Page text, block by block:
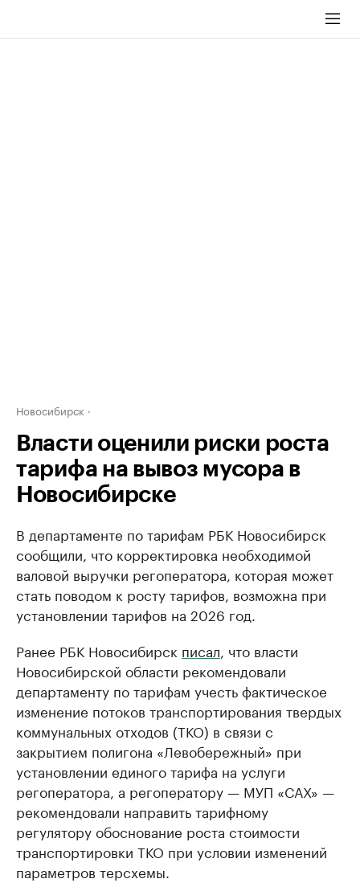
Новосибирск
Власти оценили риски роста
тарифа на вывоз мусора в
Новосибирске
В департаменте по тарифам РБК Новосибирск
сообщили, что корректировка необходимой
валовой выручки регоператора, которая может
стать поводом к росту тарифов, возможна при
установлении тарифов на 2026 год.
Ранее РБК Новосибирск писал , что власти
Новосибирской области рекомендовали
департаменту по тарифам учесть фактическое
изменение потоков транспортирования твердых
коммунальных отходов (ТКО) в связи с
закрытием полигона «Левобережный» при
установлении единого тарифа на услуги
регоператора, а регоператору — МУП «САХ» —
рекомендовали направить тарифному
регулятору обоснование роста стоимости
транспортировки ТКО при условии изменений
параметров терсхемы.